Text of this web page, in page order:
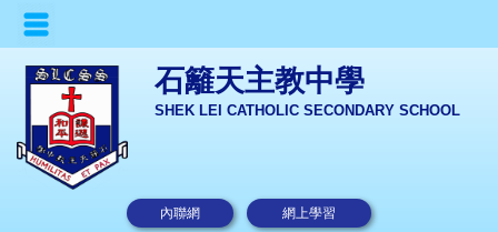
石籬天主教中學
SHEK LEI CATHOLIC SECONDARY SCHOOL
內聯網 網上學習